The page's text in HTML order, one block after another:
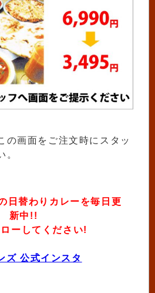
の画面をご注文時にスタッ
。
日替わりカレーを毎日更
新中!!
ーしてください!
ズ 公式インスタ